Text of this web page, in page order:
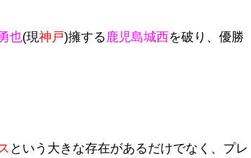
也(現神戸)擁する 鹿児島城西を破り、優勝
という大きな存在があるだけでなく、 プレ